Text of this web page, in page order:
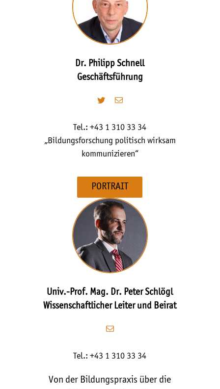
Dr. Philipp Schnell
Geschäftsführung
Tel.: +43 1 310 33 34
„Bildungsforschung politisch wirksam
kommunizieren“
PORTRAIT
Univ.-Prof. Mag. Dr. Peter Schlögl
Wissenschaftlicher Leiter und Beirat
Tel.: +43 1 310 33 34
Von der Bildungspraxis über die